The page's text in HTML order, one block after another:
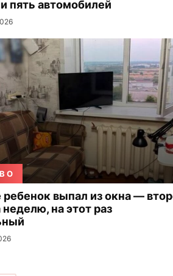
пять автомобилей
выпал из окна —
неделю, на этот раз